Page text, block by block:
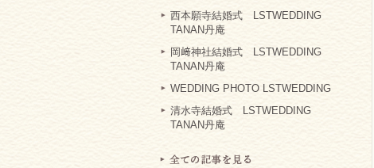
西本願寺結婚式 LSTWEDDING
TANAN丹庵
岡﨑神社結婚式 LSTWEDDING
TANAN丹庵
WEDDING PHOTO LSTWEDDING
清水寺結婚式 LSTWEDDING
TANAN丹庵